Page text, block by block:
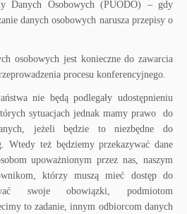
Danych Osobowych (PUODO) – gdy
danych osobowych narusza przepisy o
osobowych jest konieczne do zawarcia
procesu konferencyjnego.
nie będą podlegały udostępnieniu
sytuacjach jednak mamy prawo do
jeżeli będzie to niezbędne do
Wtedy też będziemy przekazywać dane
upoważnionym przez nas, naszym
którzy muszą mieć dostęp do
swoje obowiązki, podmiotom
to zadanie, innym odbiorcom danych